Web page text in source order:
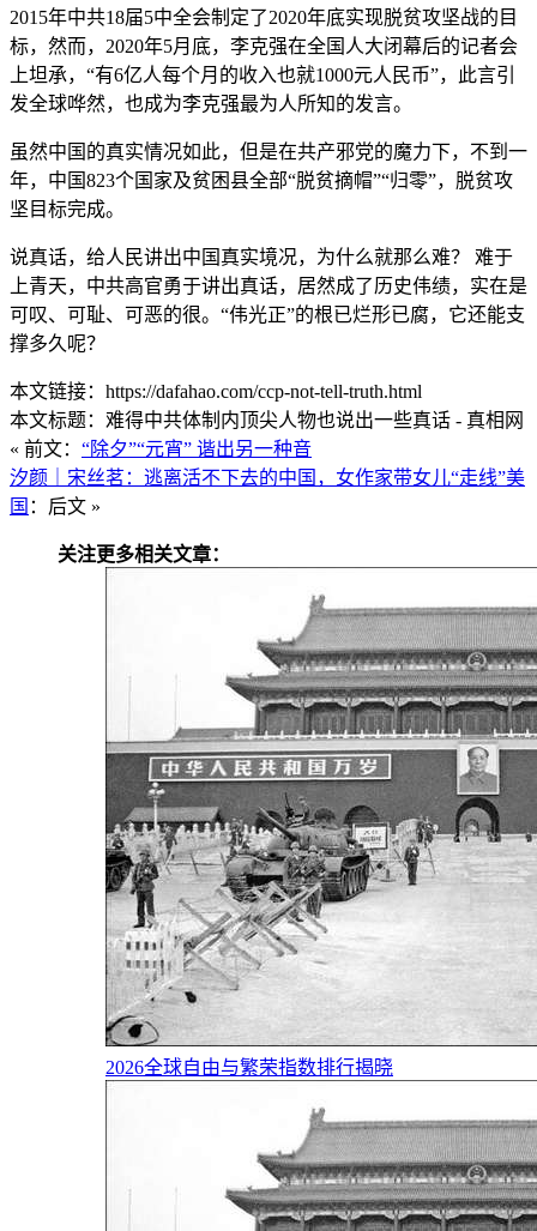
2015年中共18届5中全会制定了2020年底实现脱贫攻坚战的目
标，然而，2020年5月底，李克强在全国人大闭幕后的记者会
上坦承，“有6亿人每个月的收入也就1000元人民币”，此言引
发全球哗然，也成为李克强最为人所知的发言。
虽然中国的真实情况如此，但是在共产邪党的魔力下，不到一
年，中国823个国家及贫困县全部“脱贫摘帽”“归零”，脱贫攻
坚目标完成。
说真话，给人民讲出中国真实境况，为什么就那么难？ 难于
上青天，中共高官勇于讲出真话，居然成了历史伟绩，实在是
可叹、可耻、可恶的很。“伟光正”的根已烂形已腐，它还能支
撑多久呢？
本文链接：https://dafahao.com/ccp-not-tell-truth.html
本文标题：难得中共体制内顶尖人物也说出一些真话 - 真相网
« 前文： “除夕”“元宵” 谐出另一种音
汐颜｜宋丝茗：逃离活不下去的中国，女作家带女儿“走线”美
国 ：后文 »
关注更多相关文章：
2026全球自由与繁荣指数排行揭晓